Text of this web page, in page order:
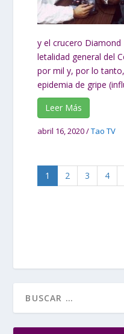
y el crucero Diamond
letalidad general del
por mil y, por lo
epidemia de gripe
Leer Más
abril 16, 2020/Tao TV
1 2 3 4